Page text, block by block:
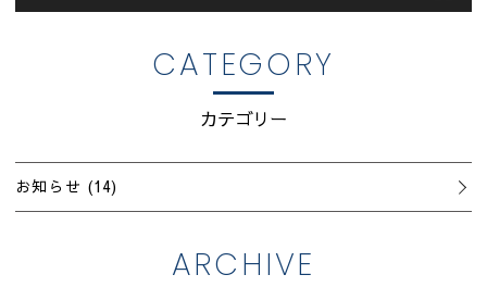
CATEGORY
カテゴリー
お知らせ (14)
ARCHIVE